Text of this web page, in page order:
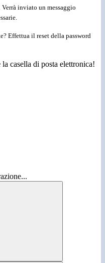
Verrà inviato un messaggio
Effettua il reset della password
casella di posta elettronica!